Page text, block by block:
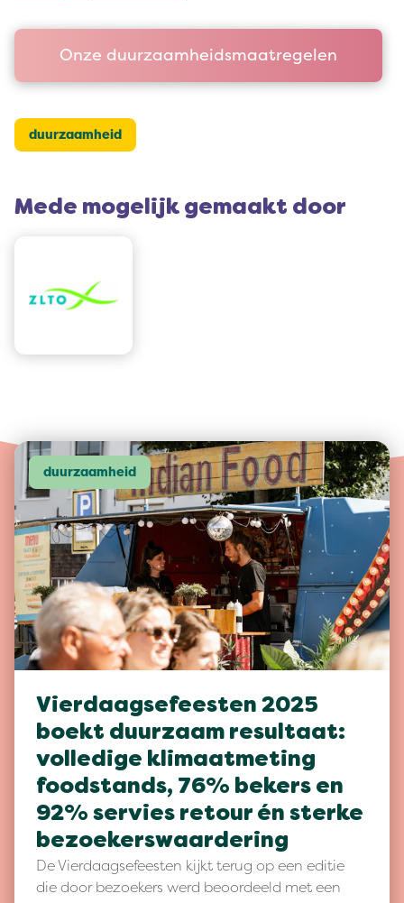
Onze duurzaamheidsmaatregelen
duurzaamheid
Mede mogelijk gemaakt door
duurzaamheid
Vierdaagsefeesten 2025
boekt duurzaam resultaat:
volledige klimaatmeting
foodstands, 76% bekers en
92% servies retour én sterke
bezoekerswaardering
De Vierdaagsefeesten kijkt terug op een editie
die door bezoekers werd beoordeeld met een